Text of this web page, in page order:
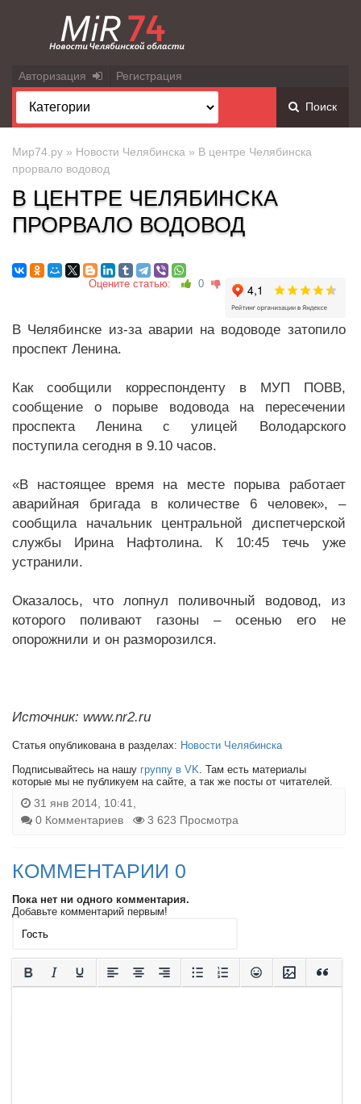
Авторизация Регистрация
Поиск
Мир74.ру » Новости Челябинска » В центре Челябинска
прорвало водовод
В ЦЕНТРЕ ЧЕЛЯБИНСКА
ПРОРВАЛО ВОДОВОД
Оцените статью: 0
В Челябинске из-за аварии на водоводе затопило
проспект Ленина.
Как сообщили корреспонденту в МУП ПОВВ,
сообщение о порыве водовода на пересечении
проспекта Ленина с улицей Володарского
поступила сегодня в 9.10 часов.
«В настоящее время на месте порыва работает
аварийная бригада в количестве 6 человек», –
сообщила начальник центральной диспетчерской
службы Ирина Нафтолина. К 10:45 течь уже
устранили.
Оказалось, что лопнул поливочный водовод, из
которого поливают газоны – осенью его не
опорожнили и он разморозился.
Источник: www.nr2.ru
Статья опубликована в разделах: Новости Челябинска
Подписывайтесь на нашу группу в VK. Там есть материалы
которые мы не публикуем на сайте, а так же посты от читателей.
31 янв 2014, 10:41,
0 Комментариев
3 623 Просмотра
КОММЕНТАРИИ 0
Пока нет ни одного комментария.
Добавьте комментарий первым!